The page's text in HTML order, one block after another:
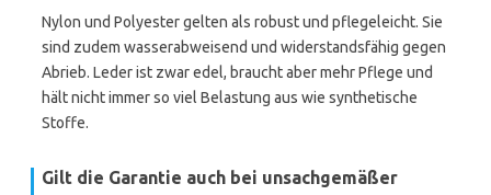
Nylon und Polyester gelten als robust und pflegeleicht. Sie
sind zudem wasserabweisend und widerstandsfähig gegen
Abrieb. Leder ist zwar edel, braucht aber mehr Pflege und
hält nicht immer so viel Belastung aus wie synthetische
Stoffe.
Gilt die Garantie auch bei unsachgemäßer